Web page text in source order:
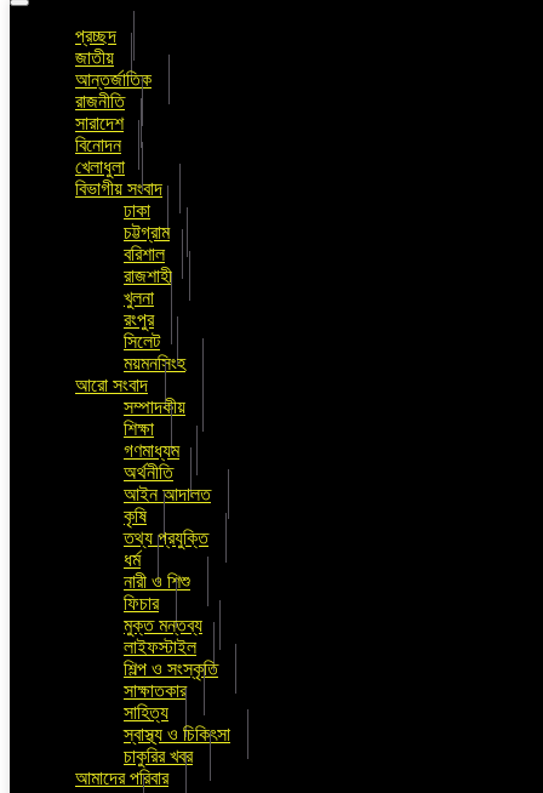
Toggle
navigationপ্রচ্ছদ
জাতীয়
আন্তর্জাতিক
রাজনীতি
সারাদেশ
বিনোদন
খেলাধুলা
বিভাগীয় সংবাদ
ঢাকা
চট্টগ্রাম
বরিশাল
রাজশাহী
খুলনা
রংপুর
সিলেট
ময়মনসিংহ
আরো সংবাদ
সম্পাদকীয়
শিক্ষা
গণমাধ্যম
অর্থনীতি
আইন আদালত
কৃষি
তথ্য প্রযুক্তি
ধর্ম
নারী ও শিশু
ফিচার
মুক্ত মন্তব্য
লাইফস্টাইল
শিল্প ও সংস্কৃতি
সাক্ষাতকার
সাহিত্য
স্বাস্থ্য ও চিকিৎসা
চাকুরির খবর
আমাদের পরিবার